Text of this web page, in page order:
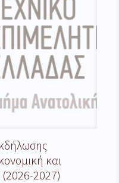
και
(2026-2027)